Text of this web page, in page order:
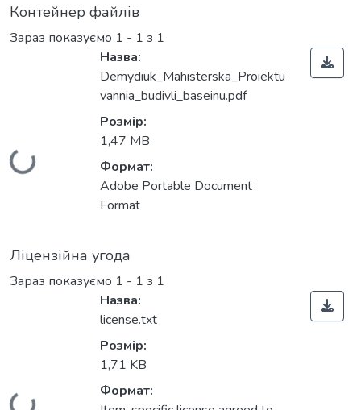
Контейнер файлів
Зараз показуємо 1 - 1 з 1
Вантажиться...
Назва:
Demydiuk_Mahisterska_Proiektu
vannia_budivli_baseinu.pdf
Розмір:
1,47 MB
Формат:
Adobe Portable Document
Format
Ліцензійна угода
Зараз показуємо 1 - 1 з 1
Назва:
license.txt
Розмір:
1,71 KB
Формат: